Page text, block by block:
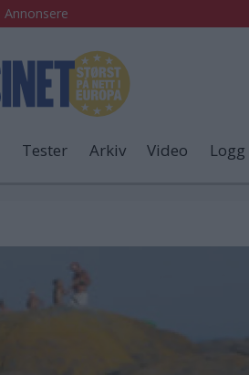
Annonsere
Tester Arkiv Video